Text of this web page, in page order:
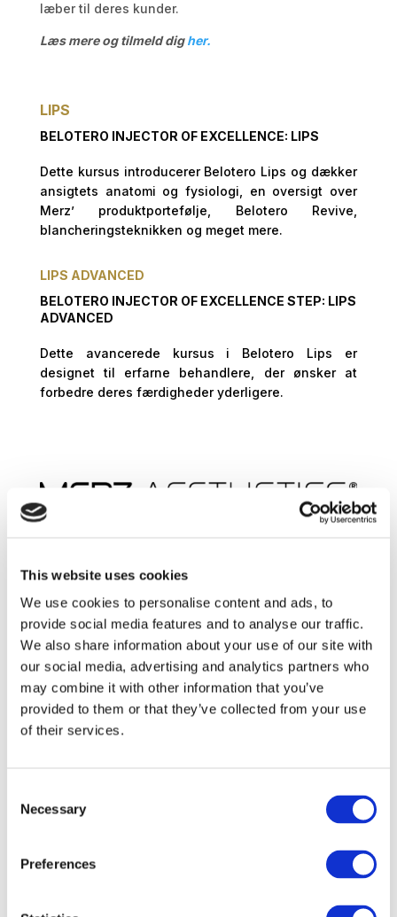
This website uses cookies
We use cookies to personalise content and ads, to
provide social media features and to analyse our traffic.
We also share information about your use of our site with
our social media, advertising and analytics partners who
may combine it with other information that you’ve
provided to them or that they’ve collected from your use
of their services.
Selection
Necessary
Preferences
læber til deres kunder.
Læs mere og tilmeld digher.
LIPS
BELOTERO INJECTOR OF EXCELLENCE: LIPS
Dette kursus introducerer Belotero Lips og dækker
ansigtets anatomi og fysiologi, en oversigt over
Merz’ produktportefølje, Belotero Revive,
blancheringsteknikken og meget mere.
LIPS ADVANCED
BELOTERO INJECTOR OF EXCELLENCE STEP: LIPS
ADVANCED
Dette avancerede kursus i Belotero Lips er
designet til erfarne behandlere, der ønsker at
forbedre deres færdigheder yderligere.
Injector of Excellence
har gennemført dette program på fem niveauer, vil
du få viden og praktisk erfaring med de tre mærker
Belotero, Radiesse og Merz’ Incobotulinum Toxin
A-mærke. Ved at kombinere klassens bedste
botulinumtoksin A med det førsteklasses HA-filler,
Belotero, og den innovative biostimulator,
Radiesse, vil du være i stand til at forbedre
COMBINATION INJECTOR OF EXCELLENCE: